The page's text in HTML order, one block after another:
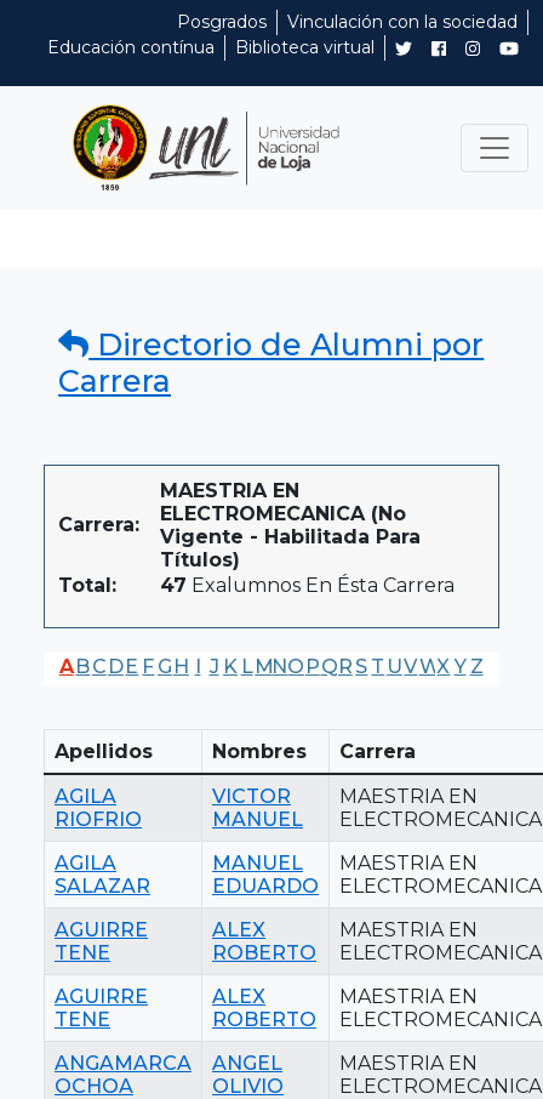
Posgrados
Vinculación con la sociedad
Educación contínua
Biblioteca virtual
Directorio de Alumni por
Carrera
Carrera:
MAESTRIA EN
ELECTROMECANICA (No
Vigente - Habilitada Para
Títulos)
Total:
47 Exalumnos En Ésta Carrera
ABC DE F G H I J K LMNO PQR S T UVWX Y Z
Apellidos Nombres
Carrera
AGILA
RIOFRIO
VICTOR
MANUEL
MAESTRIA EN
ELECTROMECANICA
AGILA
SALAZAR
MANUEL
EDUARDO
MAESTRIA EN
ELECTROMECANICA
AGUIRRE
TENE
ALEX
ROBERTO
MAESTRIA EN
ELECTROMECANICA
AGUIRRE
TENE
ALEX
ROBERTO
MAESTRIA EN
ELECTROMECANICA
ANGAMARCA
OCHOA
ANGEL
OLIVIO
MAESTRIA EN
ELECTROMECANICA